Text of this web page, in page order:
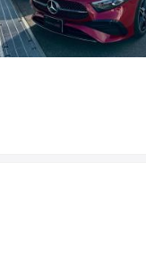
メディアポリシー